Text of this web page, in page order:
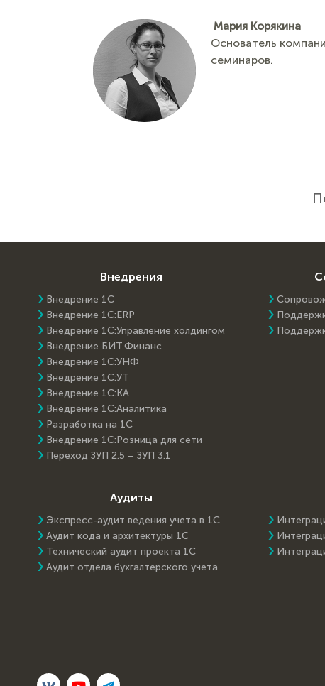
Мария Корякина
Основатель
семинаров.
Внедрения
Внедрение 1С
Внедрение 1C:ERP
Внедрение 1С:Управление холдингом
Внедрение БИТ.Финанс
Внедрение 1С:УНФ
Внедрение 1С:УТ
Внедрение 1С:КА
Внедрение 1С:Аналитика
Разработка на 1С
Внедрение 1С:Розница для сети
Переход ЗУП 2.5 – ЗУП 3.1
Аудиты
Экспресс-аудит ведения учета в 1С
Аудит кода и архитектуры 1С
Технический аудит проекта 1С
Аудит отдела бухгалтерского учета